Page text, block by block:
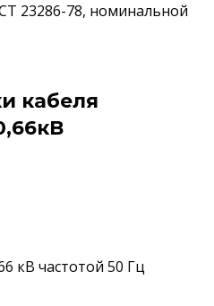
23286-78, номинальной
кабеля
кВ частотой 50 Гц